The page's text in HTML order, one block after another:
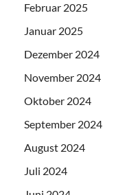
Februar 2025
Januar 2025
Dezember 2024
November 2024
Oktober 2024
September 2024
August 2024
Juli 2024